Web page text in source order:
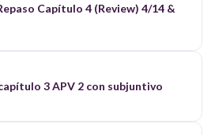
Capítulo 4 (Review) 4/14 &
3 APV 2 con subjuntivo